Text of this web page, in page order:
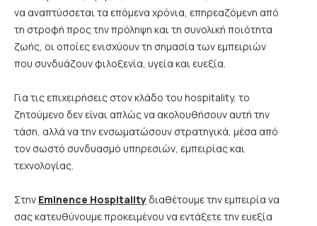
να αναπτύσσεται τα επόμενα χρόνια, επηρεαζόμενη από
τη στροφή προς την πρόληψη και τη συνολική ποιότητα
ζωής, οι οποίες ενισχύουν τη σημασία των εμπειριών
που συνδυάζουν φιλοξενία, υγεία και ευεξία.
Για τις επιχειρήσεις στον κλάδο του hospitality, το
ζητούμενο δεν είναι απλώς να ακολουθήσουν αυτή την
τάση, αλλά να την ενσωματώσουν στρατηγικά, μέσα από
τον σωστό συνδυασμό υπηρεσιών, εμπειρίας και
τεχνολογίας.
Στην Eminence Hospitality διαθέτουμε την εμπειρία να
σας κατευθύνουμε προκειμένου να εντάξετε την ευεξία